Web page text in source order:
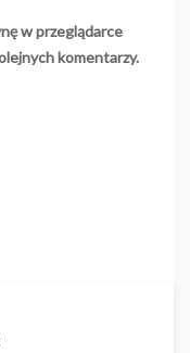
w przeglądarce
komentarzy.